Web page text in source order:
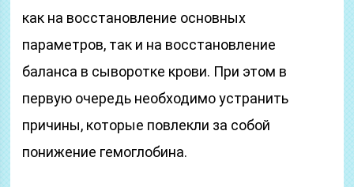
как на восстановление основных
параметров, так и на восстановление
баланса в сыворотке крови. При этом в
первую очередь необходимо устранить
причины, которые повлекли за собой
понижение гемоглобина.